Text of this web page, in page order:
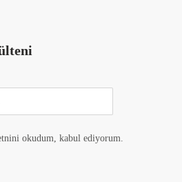
okudum, kabul ediyorum.